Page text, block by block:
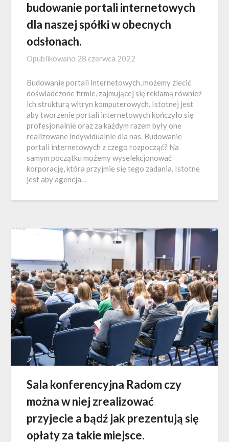
budowanie portali internetowych
dla naszej spółki w obecnych
odsłonach.
Opublikowano 28 czerwca 2022
Budowanie portali internetowych, możemy zlecić
doświadczone firmie, zajmującej się reklamą również
ich strukturą witryn komputerowych. Istotnej jest
aby tworzenie portali internetowych kończyło się
profesjonalnie oraz za każdym razem były one
realizowane indywidualnie dla nas. Budowanie
portali internetowych z czego rozpocząć? Na
samym początku możemy wyselekcjonować
korporację, która przyjmie się tego zadania. Istotne
jest aby agencja…
Sala konferencyjna Radom czy
można w niej zrealizować
przyjecie a bądź jak prezentują się
opłaty za takie miejsce.